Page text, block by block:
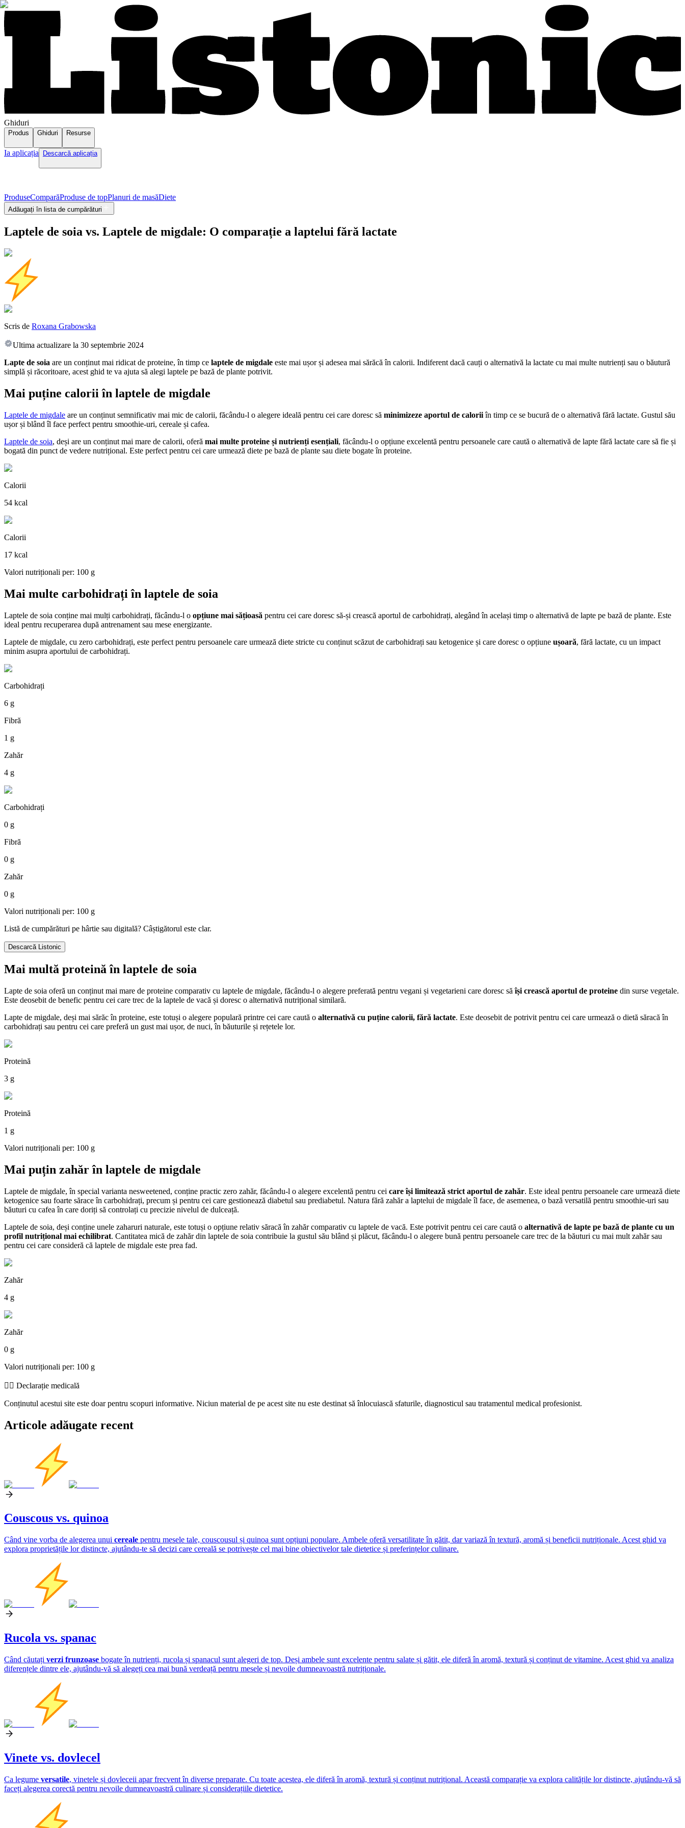
Ghiduri
Produs Ghiduri Resurse
Ia aplicația Descarcă aplicația
ProduseComparăProduse de topPlanuri de masăDiete
Adăugați în lista de cumpărături
Laptele de soia vs. Laptele de migdale: O comparație a laptelui fără lactate
Scris de Roxana Grabowska
Ultima actualizare la 30 septembrie 2024
Lapte de soia are un conținut mai ridicat de proteine, în timp ce laptele de migdale este mai ușor și adesea mai sărăcă în calorii. Indiferent dacă cauți o alternativă la lactate cu mai multe nutrienți sau o băutură
simplă și răcoritoare, acest ghid te va ajuta să alegi laptele pe bază de plante potrivit.
Mai puține calorii în laptele de migdale
Laptele de migdale are un conținut semnificativ mai mic de calorii, făcându-l o alegere ideală pentru cei care doresc să minimizeze aportul de caloriiîn timp ce se bucură de o alternativă fără lactate. Gustul său
ușor și blând îl face perfect pentru smoothie-uri, cereale și cafea.
Laptele de soia, deși are un conținut mai mare de calorii, oferă mai multe proteine și nutrienți esențiali, făcându-l o opțiune excelentă pentru persoanele care caută o alternativă de lapte fără lactate care să fie și
bogată din punct de vedere nutrițional. Este perfect pentru cei care urmează diete pe bază de plante sau diete bogate în proteine.
Calorii
54 kcal
Calorii
17 kcal
Valori nutriționali per: 100 g
Mai multe carbohidrați în laptele de soia
Laptele de soia conține mai mulți carbohidrați, făcându-l o opțiune mai sățioasă pentru cei care doresc să-și crească aportul de carbohidrați, alegând în același timp o alternativă de lapte pe bază de plante. Este
ideal pentru recuperarea după antrenament sau mese energizante.
Laptele de migdale, cu zero carbohidrați, este perfect pentru persoanele care urmează diete stricte cu conținut scăzut de carbohidrați sau ketogenice și care doresc o opțiune ușoară, fără lactate, cu un impact
minim asupra aportului de carbohidrați.
Carbohidrați
6 g
Fibră
1 g
Zahăr
4 g
Carbohidrați
0 g
Fibră
0 g
Zahăr
0 g
Valori nutriționali per: 100 g
Listă de cumpărături pe hârtie sau digitală? Câștigătorul este clar.
Descarcă Listonic
Mai multă proteină în laptele de soia
Lapte de soia oferă un conținut mai mare de proteine comparativ cu laptele de migdale, făcându-l o alegere preferată pentru vegani și vegetarieni care doresc săîși crească aportul de proteine din surse vegetale.
Este deosebit de benefic pentru cei care trec de la laptele de vacă și doresc o alternativă nutrițional similară.
Lapte de migdale, deși mai sărăc în proteine, este totuși o alegere populară printre cei care caută o alternativă cu puține calorii, fără lactate. Este deosebit de potrivit pentru cei care urmează o dietă săracă în
carbohidrați sau pentru cei care preferă un gust mai ușor, de nuci, în băuturile și rețetele lor.
Proteină
3 g
Proteină
1 g
Valori nutriționali per: 100 g
Mai puțin zahăr în laptele de migdale
Laptele de migdale, în special varianta nesweetened, conține practic zero zahăr, făcându-l o alegere excelentă pentru cei care își limitează strict aportul de zahăr. Este ideal pentru persoanele care urmează diete
ketogenice sau foarte sărace în carbohidrați, precum și pentru cei care gestionează diabetul sau prediabetul. Natura fără zahăr a laptelui de migdale îl face, de asemenea, o bază versatilă pentru smoothie-uri sau
băuturi cu cafea în care doriți să controlați cu precizie nivelul de dulceață.
Laptele de soia, deși conține unele zaharuri naturale, este totuși o opțiune relativ săracă în zahăr comparativ cu laptele de vacă. Este potrivit pentru cei care caută o alternativă de lapte pe bază de plante cu un
profil nutrițional mai echilibrat. Cantitatea mică de zahăr din laptele de soia contribuie la gustul său blând și plăcut, făcându-l o alegere bună pentru persoanele care trec de la băuturi cu mai mult zahăr sau
pentru cei care consideră că laptele de migdale este prea fad.
Zahăr
4 g
Zahăr
0 g
Valori nutriționali per: 100 g
👨‍⚕️️ Declarație medicală
Conținutul acestui site este doar pentru scopuri informative. Niciun material de pe acest site nu este destinat să înlocuiască sfaturile, diagnosticul sau tratamentul medical profesionist.
Articole adăugate recent
Couscous vs. quinoa
Când vine vorba de alegerea unui cereale pentru mesele tale, couscousul și quinoa sunt opțiuni populare. Ambele oferă versatilitate în gătit, dar variază în textură, aromă și beneficii nutriționale. Acest ghid va
explora proprietățile lor distincte, ajutându-te să decizi care cereală se potrivește cel mai bine obiectivelor tale dietetice și preferințelor culinare.
Rucola vs. spanac
Când căutați verzi frunzoase bogate în nutrienți, rucola și spanacul sunt alegeri de top. Deși ambele sunt excelente pentru salate și gătit, ele diferă în aromă, textură și conținut de vitamine. Acest ghid va analiza
diferențele dintre ele, ajutându-vă să alegeți cea mai bună verdeață pentru mesele și nevoile dumneavoastră nutriționale.
Vinete vs. dovlecel
Ca legume versatile, vinetele și dovleceii apar frecvent în diverse preparate. Cu toate acestea, ele diferă în aromă, textură și conținut nutrițional. Această comparație va explora calitățile lor distincte, ajutându-vă să
faceți alegerea corectă pentru nevoile dumneavoastră culinare și considerațiile dietetice.